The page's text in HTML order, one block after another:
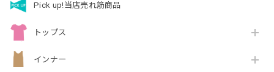
Pick up!当店売れ筋商品
トップス
インナー